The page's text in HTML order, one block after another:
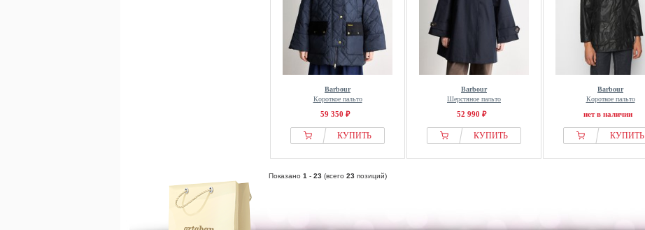
Barbour
Короткое пальто
59 350 ₽
КУПИТЬ
Barbour
Шерстяное пальто
52 990 ₽
КУПИТЬ
Barbour
Короткое пальто
нет в наличии
КУПИТЬ
Показано 1 - 23 (всего 23 позиций)